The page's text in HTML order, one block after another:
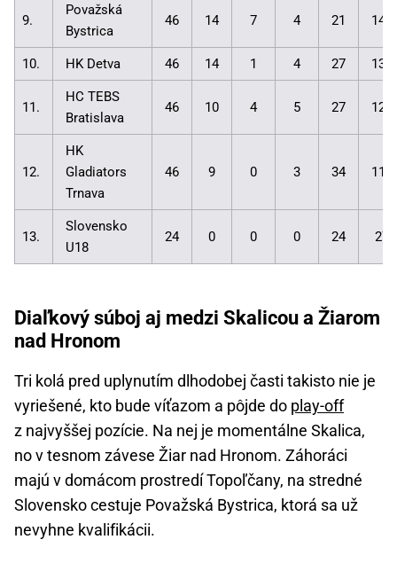
9.
Považská
Bystrica
46 14 7 4 21
10. HK Detva 46 14 1 4 27
11.
HC TEBS
Bratislava
46 10 4 5 27
12.
HK
Gladiators
Trnava
46 9 0 3 34
13.
Slovensko
U18
24 0 0 0 24
Diaľkový súboj aj medzi Skalicou a Žiarom
nad Hronom
Tri kolá pred uplynutím dlhodobej časti takisto nie je
vyriešené, kto bude víťazom a pôjde do play-off
z najvyššej pozície. Na nej je momentálne Skalica,
no v tesnom závese Žiar nad Hronom. Záhoráci
majú v domácom prostredí Topoľčany, na stredné
Slovensko cestuje Považská Bystrica, ktorá sa už
nevyhne kvalifikácii.